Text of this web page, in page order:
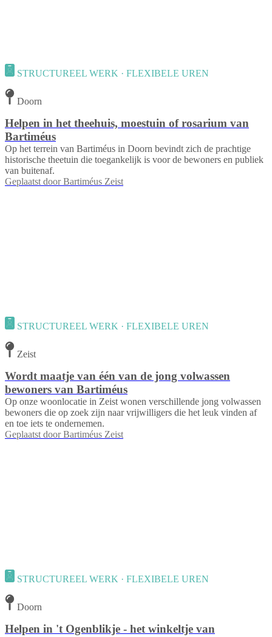
STRUCTUREEL WERK · FLEXIBELE UREN
Doorn
Helpen in het theehuis, moestuin of rosarium van
Bartiméus
Op het terrein van Bartiméus in Doorn bevindt zich de prachtige
historische theetuin die toegankelijk is voor de bewoners en publiek
van buitenaf.
Geplaatst door Bartiméus Zeist
STRUCTUREEL WERK · FLEXIBELE UREN
Zeist
Wordt maatje van één van de jong volwassen
bewoners van Bartiméus
Op onze woonlocatie in Zeist wonen verschillende jong volwassen
bewoners die op zoek zijn naar vrijwilligers die het leuk vinden af
en toe iets te ondernemen.
Geplaatst door Bartiméus Zeist
STRUCTUREEL WERK · FLEXIBELE UREN
Doorn
Helpen in 't Ogenblikje - het winkeltje van